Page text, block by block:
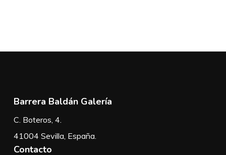
Barrera Baldán Galería
C. Boteros, 4.
41004 Sevilla, España.
Contacto